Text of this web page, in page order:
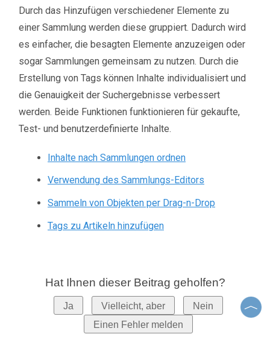
Durch das Hinzufügen verschiedener Elemente zu
einer Sammlung werden diese gruppiert. Dadurch wird
es einfacher, die besagten Elemente anzuzeigen oder
sogar Sammlungen gemeinsam zu nutzen. Durch die
Erstellung von Tags können Inhalte individualisiert und
die Genauigkeit der Suchergebnisse verbessert
werden. Beide Funktionen funktionieren für gekaufte,
Test- und benutzerdefinierte Inhalte.
Inhalte nach Sammlungen ordnen
Verwendung des Sammlungs-Editors
Sammeln von Objekten per Drag-n-Drop
Tags zu Artikeln hinzufügen
Hat Ihnen dieser Beitrag geholfen?
Ja Vielleicht, aber
Nein
Einen Fehler melden